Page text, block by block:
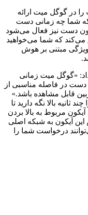
در گوگل میت ارائه
شما چه زمانی دست
دست نیز فعال می‌شود
می‌کند که شما می‌خواهید
ویژگی مبتنی بر هوش
«گوگل میت زمانی
در فاصله مناسبی از
قابل مشاهده باشد.»
بالا نگه دارید تا
مربوط به بالا بردن
آیکون به شبکه اصلی
درخواست شما را